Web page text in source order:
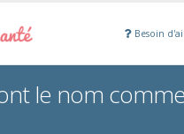
Besoin
le nom